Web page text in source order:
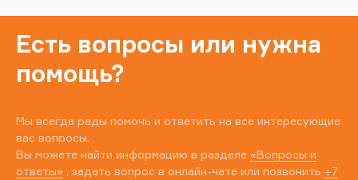
Есть вопросы или нужна
помощь?
Мы всегда рады помочь и ответить на все интересующие
вас вопросы.
Вы можете найти информацию в разделе «Вопросы и
ответы» , задать вопрос в онлайн-чате или позвонить +7